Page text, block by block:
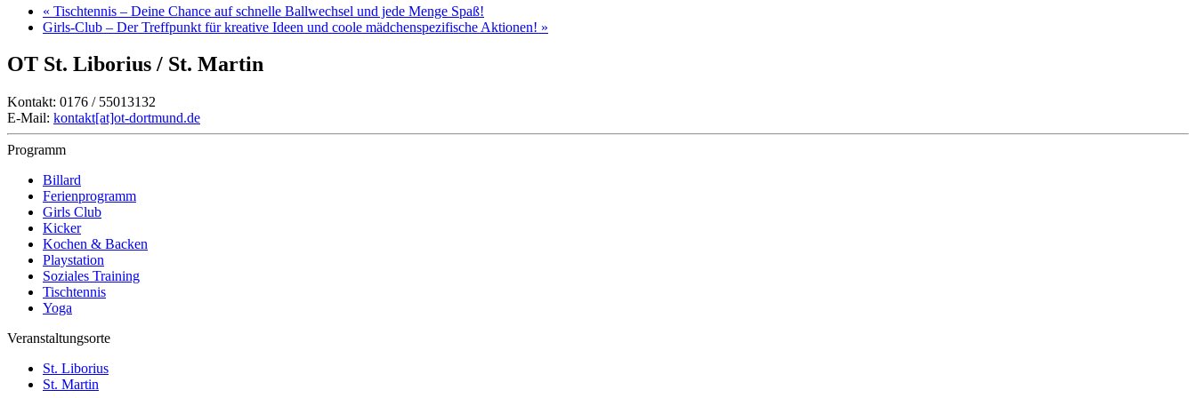
« Tischtennis – Deine Chance auf schnelle Ballwechsel und jede Menge Spaß!
Girls-Club – Der Treffpunkt für kreative Ideen und coole mädchenspezifische Aktionen! »
OT St. Liborius / St. Martin
Kontakt: 0176 / 55013132
E-Mail: kontakt[at]ot-dortmund.de
Programm
Billard
Ferienprogramm
Girls Club
Kicker
Kochen & Backen
Playstation
Soziales Training
Tischtennis
Yoga
Veranstaltungsorte
St. Liborius
St. Martin